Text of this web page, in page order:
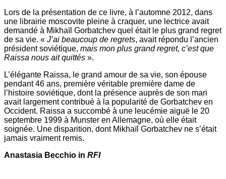
Lors de la présentation de ce livre, à l’automne 2012, dans
une librairie moscovite pleine à craquer, une lectrice avait
demandé à Mikhaïl Gorbatchev quel était le plus grand regret
de sa vie. « J’ai beaucoup de regrets, avait répondu l’ancien
président soviétique, mais mon plus grand regret, c’est que
Raissa nous ait quittés ».
L’élégante Raissa, le grand amour de sa vie, son épouse
pendant 46 ans, première véritable première dame de
l’histoire soviétique, dont la présence auprès de son mari
avait largement contribué à la popularité de Gorbatchev en
Occident. Raissa a succombé à une leucémie aiguë le 20
septembre 1999 à Munster en Allemagne, où elle était
soignée. Une disparition, dont Mikhaïl Gorbatchev ne s’était
jamais vraiment remis.
Anastasia Becchio in RFI